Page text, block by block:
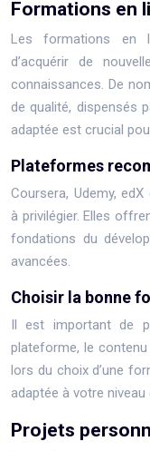
Formations en
Les formations en
d’acquérir de
connaissances. De
de qualité, dispensés
adaptée est crucial
Plateformes
Coursera, Udemy,
à privilégier. Elles
fondations du
avancées.
Choisir la bonne
Il est important de
plateforme, le
lors du choix d’une
adaptée à votre
Projets